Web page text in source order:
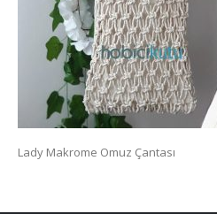
Lady Makrome Omuz Çantası